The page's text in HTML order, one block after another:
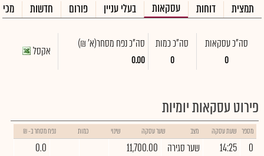
תמצית דוחות עסקאות בעלי עניין פורום חדשות
סה"כ עסקאות
0
סה"כ כמות
0
סה"כ נפח מסחר(א' ₪)
0.00
אקסל
פירוט עסקאות יומיות
מספר שעת עסקה מצב שער עסקה שינוי כמות נפח מסחר ב- ₪
0
14:25 שער סגירה 11,700.00
0.0